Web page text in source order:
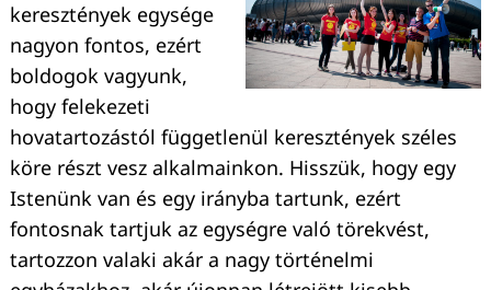
keresztények egysége
nagyon fontos, ezért
boldogok vagyunk,
hogy felekezeti
hovatartozástól függetlenül keresztények széles
köre részt vesz alkalmainkon. Hisszük, hogy egy
Istenünk van és egy irányba tartunk, ezért
fontosnak tartjuk az egységre való törekvést,
tartozzon valaki akár a nagy történelmi